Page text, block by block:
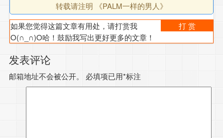
转载请注明 《PALM一样的男人》
打 赏
如果您觉得这篇文章有用处，请打赏我
O(∩_∩)O哈！鼓励我写出更好更多的文章！
发表评论
邮箱地址不会被公开。 必填项已用*标注